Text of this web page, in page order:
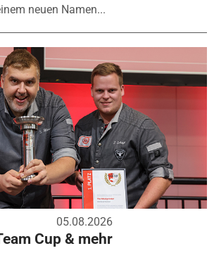
neuen Namen...
05.08.2026
Cup & mehr